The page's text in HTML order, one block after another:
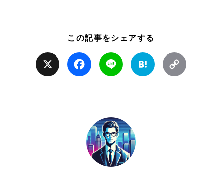
この記事をシェアする
Facebook Line Hatena